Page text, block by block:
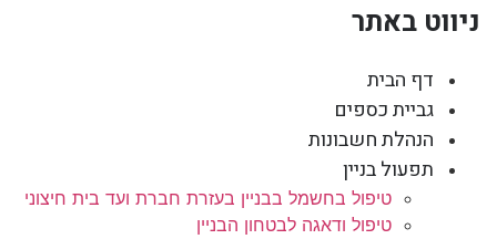
ניווט באתר
דף הבית
גביית כספים
הנהלת חשבונות
תפעול בניין
טיפול בחשמל בבניין בעזרת חברת ועד בית חיצוני
טיפול ודאגה לבטחון הבניין